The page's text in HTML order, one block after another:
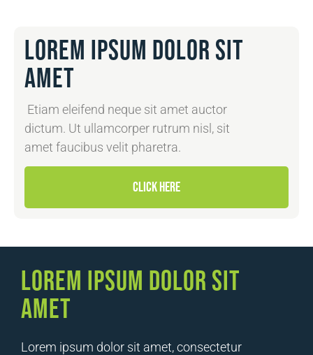
Lorem ipsum dolor sit
amet
Etiam eleifend neque sit amet auctor
dictum. Ut ullamcorper rutrum nisl, sit
amet faucibus velit pharetra.
CLICK HERE
Lorem ipsum dolor sit
amet
Lorem ipsum dolor sit amet, consectetur